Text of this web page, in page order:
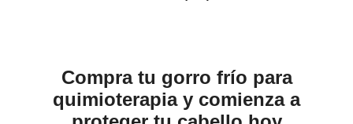
Compra tu gorro frío para
quimioterapia y comienza a